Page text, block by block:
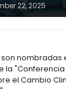
22, 2025
son
la
el Cambio